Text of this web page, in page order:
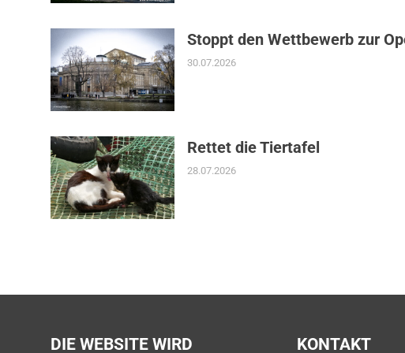
Stoppt den Wettbewerb zur
30.07.2026
Rettet die Tiertafel
28.07.2026
DIE WEBSITE WIRD KONTAKT